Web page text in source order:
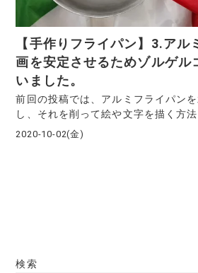
【手作りフライパン】3.アル
画を安定させるためゾルゲル
いました。
前回の投稿では、アルミフライパン
し、それを削って絵や文字を描く方
2020-10-02(金)
検索